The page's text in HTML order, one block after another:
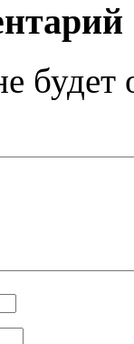
будет